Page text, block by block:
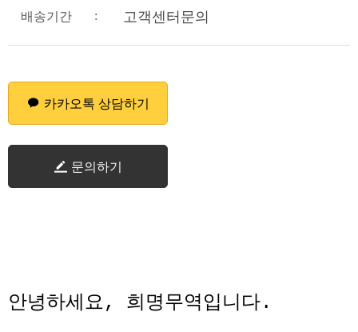
배송기간 : 고객센터문의
카카오톡 상담하기
문의하기
안녕하세요, 희명무역입니다.